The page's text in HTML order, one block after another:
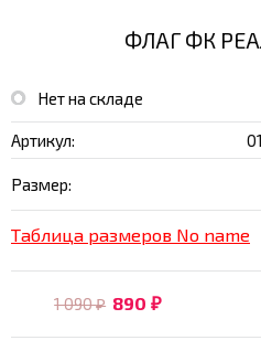
ФЛАГ ФК
Нет на складе
Артикул:
Размер:
Таблица размеров No name
1 090₽ 890₽